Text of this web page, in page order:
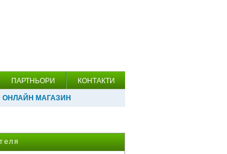
ПАРТНЬОРИ КОНТАКТИ
МАГАЗИН